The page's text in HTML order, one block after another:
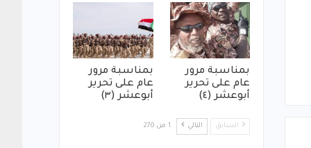
بمناسبة مرور
عام على تحرير
أبوعشر (٤)
بمناسبة مرور
عام على تحرير
أبوعشر (٣)
السابق التالي 1 من 270